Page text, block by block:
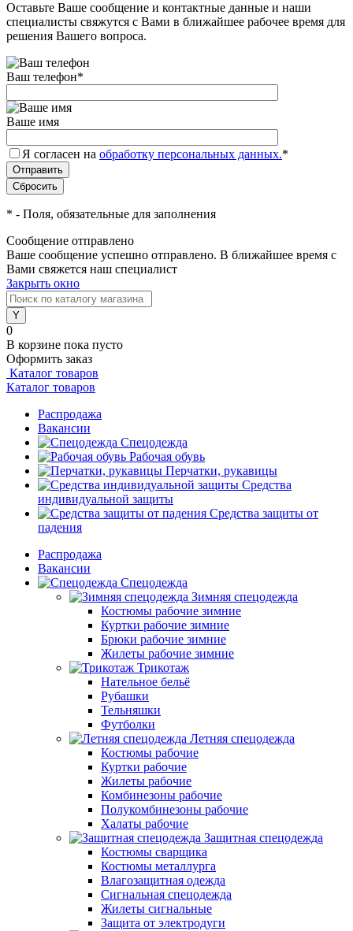
Оставьте Ваше сообщение и контактные данные и наши
специалисты свяжутся с Вами в ближайшее рабочее время для
решения Вашего вопроса.
Ваш телефон*
Ваше имя
Я согласен на обработку персональных данных.*
* - Поля, обязательные для заполнения
Сообщение отправлено
Ваше сообщение успешно отправлено. В ближайшее время с
Вами свяжется наш специалист
Закрыть окно
0
В корзине пока пусто
Оформить заказ
Каталог товаров
Каталог товаров
Распродажа
Вакансии
Спецодежда
Рабочая обувь
Перчатки, рукавицы
Средства
индивидуальной защиты
Средства защиты от
падения
Распродажа
Вакансии
Спецодежда
Зимняя спецодежда
Костюмы рабочие зимние
Куртки рабочие зимние
Брюки рабочие зимние
Жилеты рабочие зимние
Трикотаж
Нательное бельё
Рубашки
Тельняшки
Футболки
Летняя спецодежда
Костюмы рабочие
Куртки рабочие
Жилеты рабочие
Комбинезоны рабочие
Полукомбинезоны рабочие
Халаты рабочие
Защитная спецодежда
Костюмы сварщика
Костюмы металлурга
Влагозащитная одежда
Сигнальная спецодежда
Жилеты сигнальные
Защита от электродуги